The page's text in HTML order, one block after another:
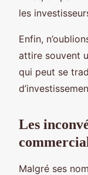
les
Enfin,
attire souvent
qui peut se
Les
Malgré ses